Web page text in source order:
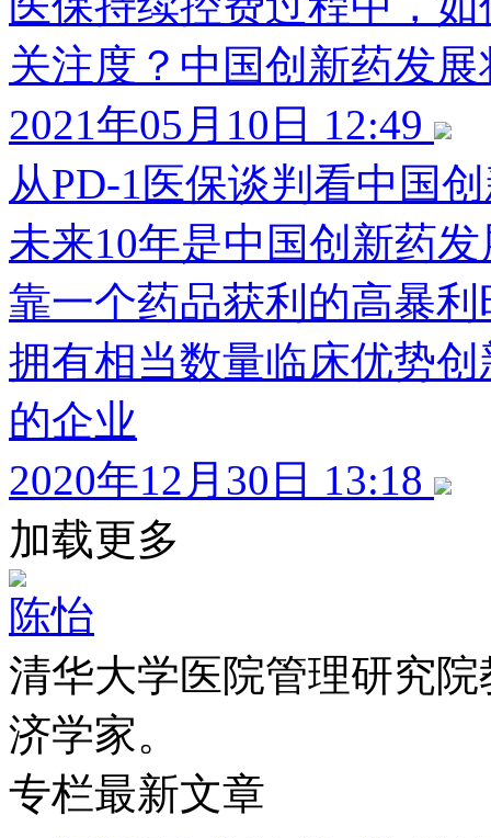
关注度？中国创新药发
2021年05月10日 12:49
从PD-1医保谈判看中国
未来10年是中国创新药
靠一个药品获利的高暴
拥有相当数量临床优势
的企业
2020年12月30日 13:18
加载更多
陈怡
清华大学医院管理研究
济学家。
专栏最新文章